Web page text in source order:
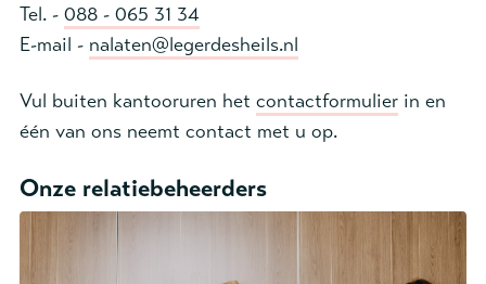
Tel. - 088 - 065 31 34
E-mail - nalaten@legerdesheils.nl
Vul buiten kantooruren het contactformulier in en
één van ons neemt contact met u op.
Onze relatiebeheerders